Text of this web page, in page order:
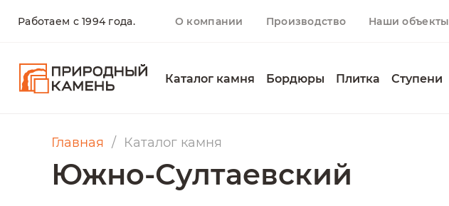
Работаем с 1994 года. О компании Производство Наши объекты
Каталог камня Бордюры Плитка Ступени
Главная Каталог камня
Южно-Султаевский